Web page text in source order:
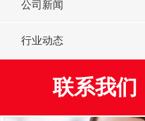
公司新闻
行业动态
联系我们